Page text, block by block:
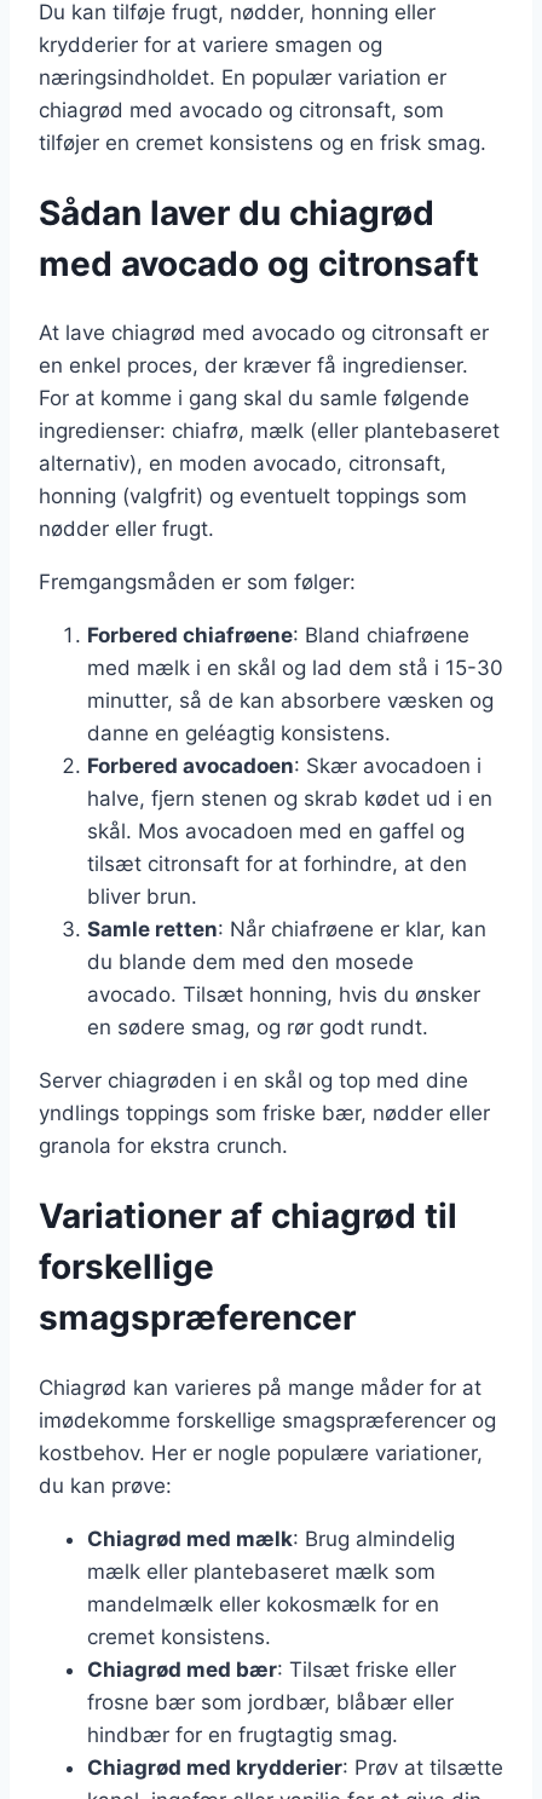
Du kan tilføje frugt, nødder, honning eller
krydderier for at variere smagen og
næringsindholdet. En populær variation er
chiagrød med avocado og citronsaft, som
tilføjer en cremet konsistens og en frisk smag.
Sådan laver du chiagrød
med avocado og citronsaft
At lave chiagrød med avocado og citronsaft er
en enkel proces, der kræver få ingredienser.
For at komme i gang skal du samle følgende
ingredienser: chiafrø, mælk (eller plantebaseret
alternativ), en moden avocado, citronsaft,
honning (valgfrit) og eventuelt toppings som
nødder eller frugt.
Fremgangsmåden er som følger:
Forbered chiafrøene: Bland chiafrøene
med mælk i en skål og lad dem stå i 15-30
minutter, så de kan absorbere væsken og
danne en geléagtig konsistens.
Forbered avocadoen: Skær avocadoen i
halve, fjern stenen og skrab kødet ud i en
skål. Mos avocadoen med en gaffel og
tilsæt citronsaft for at forhindre, at den
bliver brun.
Samle retten: Når chiafrøene er klar, kan
du blande dem med den mosede
avocado. Tilsæt honning, hvis du ønsker
en sødere smag, og rør godt rundt.
Server chiagrøden i en skål og top med dine
yndlings toppings som friske bær, nødder eller
granola for ekstra crunch.
Variationer af chiagrød til
forskellige
smagspræferencer
Chiagrød kan varieres på mange måder for at
imødekomme forskellige smagspræferencer og
kostbehov. Her er nogle populære variationer,
du kan prøve:
Chiagrød med mælk: Brug almindelig
mælk eller plantebaseret mælk som
mandelmælk eller kokosmælk for en
cremet konsistens.
Chiagrød med bær: Tilsæt friske eller
frosne bær som jordbær, blåbær eller
hindbær for en frugtagtig smag.
Chiagrød med krydderier: Prøv at tilsætte